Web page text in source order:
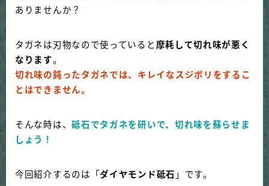
ありませんか？
タガネは刃物なので使っていると 摩耗して切れ味が悪く
なります。
切れ味の鈍ったタガネでは、キレイなスジボリをするこ
とはできません。
そんな時は、砥石でタガネを研いで、切れ味を蘇らせま
しょう！
今回紹介するのは「ダイヤモンド砥石 」です。